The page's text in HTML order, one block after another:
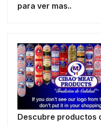
para ver mas..
Descubre productos